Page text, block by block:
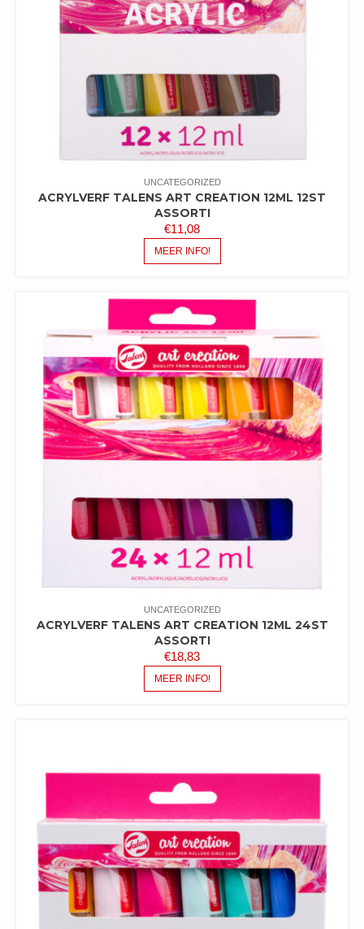
UNCATEGORIZED
ACRYLVERF TALENS ART CREATION 12ML 12ST
ASSORTI
€11,08
MEER INFO!
UNCATEGORIZED
ACRYLVERF TALENS ART CREATION 12ML 24ST
ASSORTI
€18,83
MEER INFO!